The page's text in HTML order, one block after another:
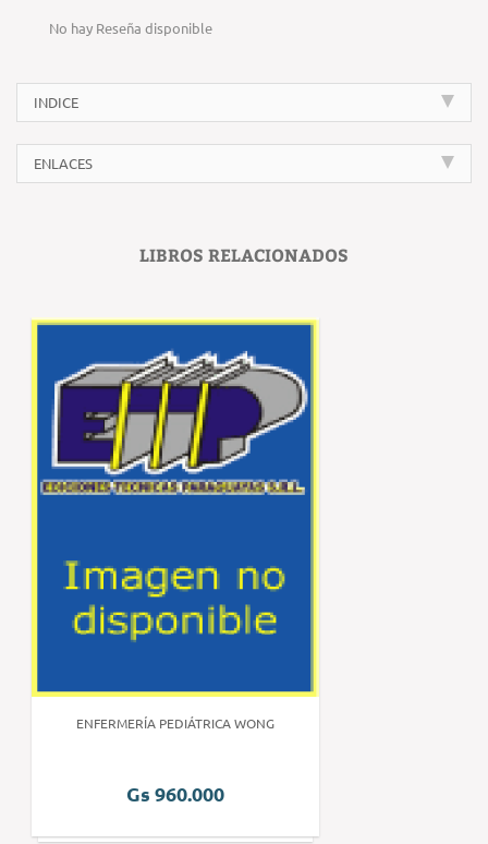
No hay Reseña disponible
INDICE
ENLACES
LIBROS RELACIONADOS
ENFERMERÍA PEDIÁTRICA WONG
Gs 960.000